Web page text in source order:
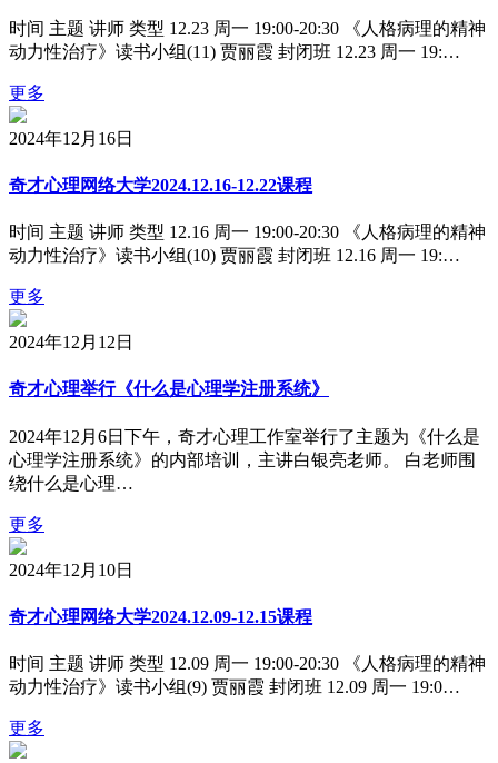
时间 主题 讲师 类型 12.23 周一 19:00-20:30 《人格病理的精神
动力性治疗》读书小组(11) 贾丽霞 封闭班 12.23 周一 19:…
更多
2024年12月16日
奇才心理网络大学2024.12.16-12.22课程
时间 主题 讲师 类型 12.16 周一 19:00-20:30 《人格病理的精神
动力性治疗》读书小组(10) 贾丽霞 封闭班 12.16 周一 19:…
更多
2024年12月12日
奇才心理举行《什么是心理学注册系统》
2024年12月6日下午，奇才心理工作室举行了主题为《什么是
心理学注册系统》的内部培训，主讲白银亮老师。 白老师围
绕什么是心理…
更多
2024年12月10日
奇才心理网络大学2024.12.09-12.15课程
时间 主题 讲师 类型 12.09 周一 19:00-20:30 《人格病理的精神
动力性治疗》读书小组(9) 贾丽霞 封闭班 12.09 周一 19:0…
更多